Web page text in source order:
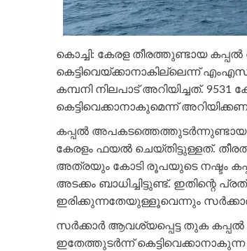
കൊച്ചി: കേരള തീരത്തുണ്ടായ
കെട്ടിവെയ്ക്കാനാകില്ലെന്ന്
കമ്പനി നിലപാട് അറിയിച്ചത്.
കെട്ടിവെക്കാനാകുമെന്ന്
കപ്പല്‍ അപകടത്തെത്തുടര്‍ന്നുണ്ടായ
കേരളം ഫയല്‍ ചെയ്തിട്ടുള്ളത്.
അത്രയും കോടി രൂപയുടെ നഷ്ടം
അടക്കം ബാധിച്ചിട്ടുണ്ട്. ഇതിന്റെ
ഇരിക്കുന്നതേയുള്ളൂവെന്നും
സര്‍ക്കാര്‍ ആവശ്യപ്പെട്ട തുക കപ്പല്‍
ഇതേത്തുടര്‍ന്ന് കെട്ടിവെക്കാനാകുന്ന